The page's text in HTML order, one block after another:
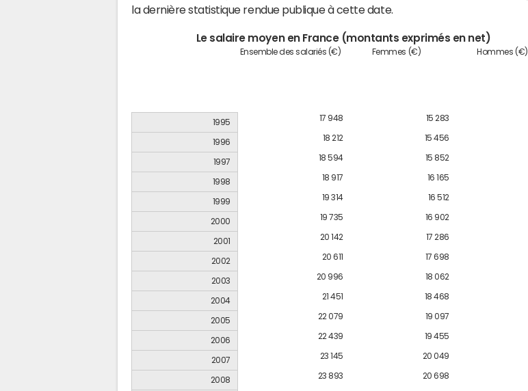
la dernière statistique rendue publique à cette date.
Le salaire moyen en France (montants exprimés en net)
Ensemble des salariés (€) Femmes (€) Hommes (€)
1995 17 948 15 283
1996 18 212 15 456
1997 18 594 15 852
1998 18 917 16 165
1999 19 314 16 512
2000 19 735 16 902
2001 20 142 17 286
2002 20 611 17 698
2003 20 996 18 062
2004 21 451 18 468
2005 22 079 19 097
2006 22 439 19 455
2007 23 145 20 049
2008 23 893 20 698